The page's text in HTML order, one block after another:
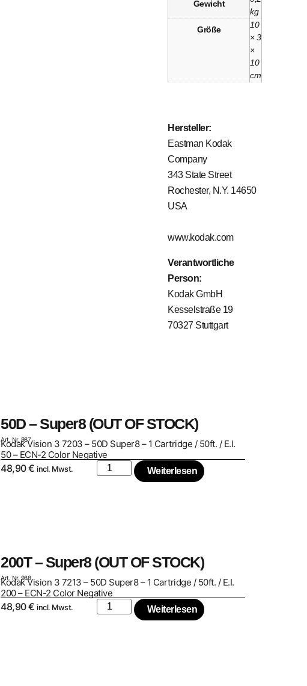
Gewicht
kg
Größe
10
× 3
×
10
cm
Hersteller:
Eastman Kodak
Company
343 State Street
Rochester, N.Y. 14650
USA
www.kodak.com
Verantwortliche
Person:
Kodak GmbH
Kesselstraße 19
70327 Stuttgart
50D – Super8 (OUT OF STOCK)
Art. Nr. 987
Kodak Vision 3 7203 – 50D Super8 – 1 Cartridge / 50ft. / E.I.
50 – ECN-2 Color Negative
48,90€ incl. Mwst. Weiterlesen
200T – Super8 (OUT OF STOCK)
Art. Nr. 988
Kodak Vision 3 7213 – 50D Super8 – 1 Cartridge / 50ft. / E.I.
200 – ECN-2 Color Negative
48,90€ incl. Mwst. Weiterlesen